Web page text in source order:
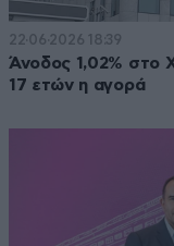
22·06·2026 18:39
Άνοδος 1,02% στο
17 ετών η αγορά